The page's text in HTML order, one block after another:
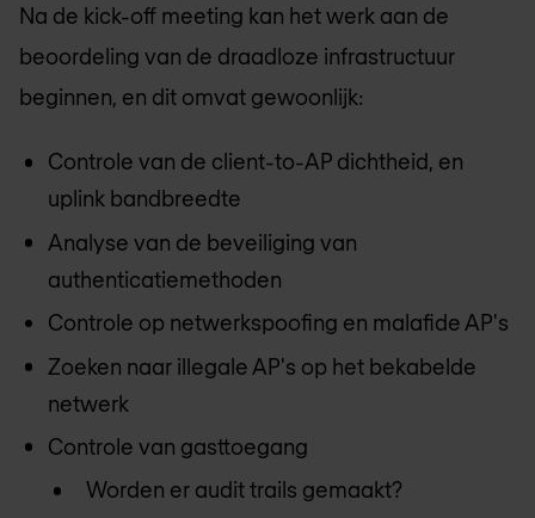
Na de kick-off meeting kan het werk aan de
beoordeling van de draadloze infrastructuur
beginnen, en dit omvat gewoonlijk:
Controle van de client-to-AP dichtheid, en
uplink bandbreedte
Analyse van de beveiliging van
authenticatiemethoden
Controle op netwerkspoofing en malafide AP's
Zoeken naar illegale AP's op het bekabelde
netwerk
Controle van gasttoegang
Worden er audit trails gemaakt?